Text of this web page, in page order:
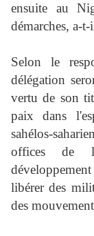
ensuite au
démarches, a-
Selon le
délégation
vertu de son
paix dans
sahélos-
offices de
libérer des
des